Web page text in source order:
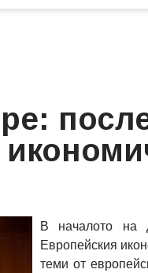
В началото на
Европейския
теми от